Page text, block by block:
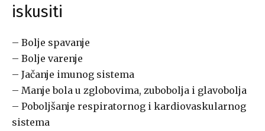
iskusiti
– Bolje spavanje
– Bolje varenje
– Jačanje imunog sistema
– Manje bola u zglobovima, zubobolja i glavobolja
– Poboljšanje respiratornog i kardiovaskularnog
sistema